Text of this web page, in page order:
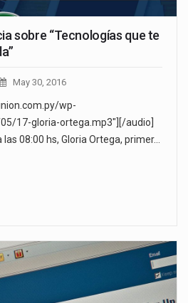
sobre “Tecnologías que te
May 30, 2016
wp-
17-gloria-ortega.mp3"][/audio]
las 08:00 hs, Gloria Ortega, primer…